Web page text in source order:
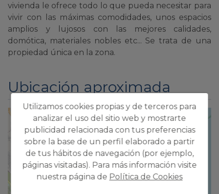
vivienda le ofrece todo lo que pueda necesitar para
vivir con las máximas comodidades, unos espacios
amplios y lujosos con las mejores calidades,
domótica, materiales nobles etc... Se trata de una
propiedad única en la zona.
Ubicación aproximada
Utilizamos cookies propias y de terceros para
analizar el uso del sitio web y mostrarte
publicidad relacionada con tus preferencias
sobre la base de un perfil elaborado a partir
de tus hábitos de navegación (por ejemplo,
páginas visitadas). Para más información visite
nuestra página de Política de Cookies